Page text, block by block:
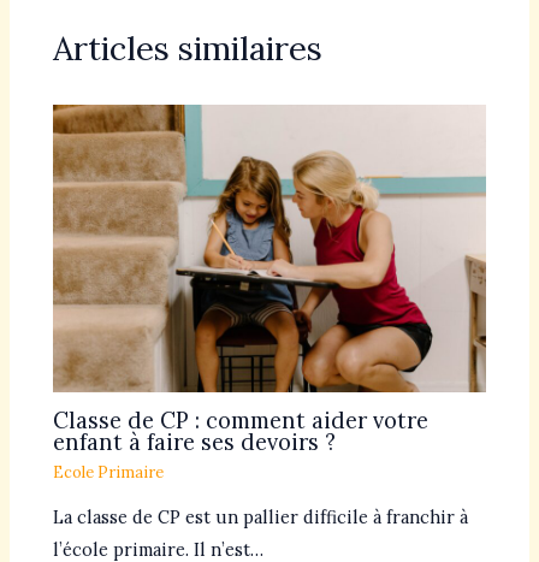
Articles similaires
Classe de CP : comment aider votre
enfant à faire ses devoirs ?
Ecole Primaire
La classe de CP est un pallier difficile à franchir à
l’école primaire. Il n’est…